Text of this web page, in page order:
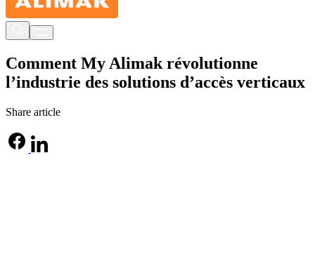
Comment My Alimak révolutionne
l’industrie des solutions d’accès verticaux
Share article